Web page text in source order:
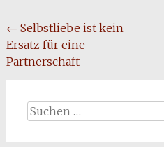
Beitragsnavigation
← Selbstliebe ist kein
Ersatz für eine
Partnerschaft
Suchen